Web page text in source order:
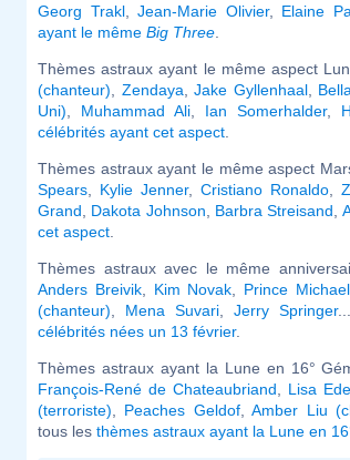
Georg Trakl, Jean-Marie Olivier, Elaine
ayant le même Big Three
Thèmes astraux ayant le même aspect
(chanteur)
Zendaya Jake Gyllenhaal,
Uni)
Muhammad Ali Ian Somerhalder,
célébrités ayant cet aspect
Thèmes astraux ayant le même aspect
Spears
Kylie Jenner, Cristiano Ronaldo,
Grand
Dakota Johnson Barbra Streisand
cet aspect
Thèmes astraux avec le même
Anders Breivik, Kim Novak Prince
(chanteur)
Mena Suvari, Jerry Springer
célébrités nées un 13 février.
Thèmes astraux ayant la Lune en 16°
François-René de Chateaubriand
Lisa
(terroriste)
Peaches Geldof,Amber Liu
tous les thèmes astraux ayant la Lune en